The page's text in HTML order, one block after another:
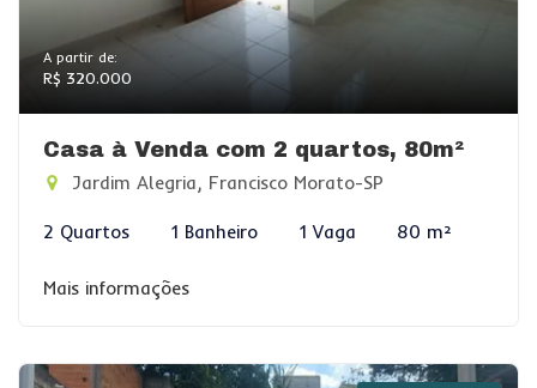
A partir de:
R$ 320.000
Casa à Venda com 2 quartos, 80m²
Jardim Alegria, Francisco Morato-SP
2 Quartos 1 Banheiro 1 Vaga 80 m²
Mais informações